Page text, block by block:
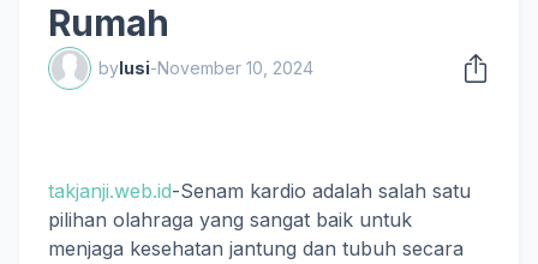
Rumah
bylusi-November 10, 2024
takjanji.web.id-Senam kardio adalah salah satu
pilihan olahraga yang sangat baik untuk
menjaga kesehatan jantung dan tubuh secara